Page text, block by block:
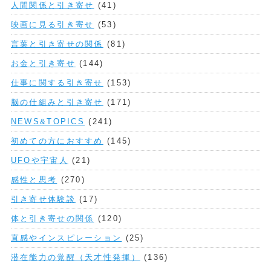
人間関係と引き寄せ (41)
映画に見る引き寄せ (53)
言葉と引き寄せの関係 (81)
お金と引き寄せ (144)
仕事に関する引き寄せ (153)
脳の仕組みと引き寄せ (171)
NEWS&TOPICS (241)
初めての方におすすめ (145)
UFOや宇宙人 (21)
感性と思考 (270)
引き寄せ体験談 (17)
体と引き寄せの関係 (120)
直感やインスピレーション (25)
潜在能力の覚醒（天才性発揮） (136)